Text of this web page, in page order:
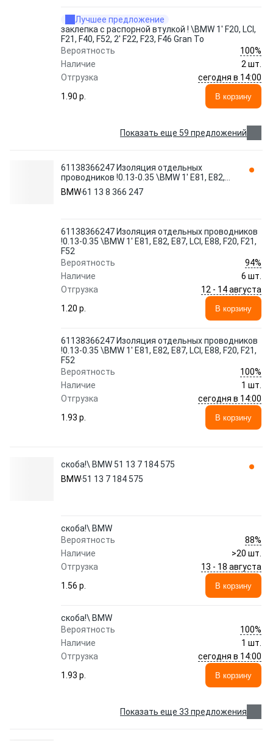
Лучшее предложение
заклепка с распорной втулкой ! \BMW 1' F20, LCI,
F21, F40, F52, 2' F22, F23, F46 Gran To
Вероятность
100%
Наличие
2 шт.
Отгрузка
сегодня в 14:00
1.90 p.
В корзину
Показать еще 59 предложений
61138366247 Изоляция отдельных
проводников !0.13-0.35 \BMW 1' E81, E82,
E87, LCI, E88, F20, F21, F52
BMW61 13 8 366 247
61138366247 Изоляция отдельных проводников
!0.13-0.35 \BMW 1' E81, E82, E87, LCI, E88, F20, F21,
F52
Вероятность
94%
Наличие
6 шт.
Отгрузка
12 - 14 августа
1.20 p.
В корзину
61138366247 Изоляция отдельных проводников
!0.13-0.35 \BMW 1' E81, E82, E87, LCI, E88, F20, F21,
F52
Вероятность
100%
Наличие
1 шт.
Отгрузка
сегодня в 14:00
1.93 p.
В корзину
скоба!\ BMW 51 13 7 184 575
BMW51 13 7 184 575
скоба!\ BMW
Вероятность
88%
Наличие
>20 шт.
Отгрузка
13 - 18 августа
1.56 p.
В корзину
скоба!\ BMW
Вероятность
100%
Наличие
1 шт.
Отгрузка
сегодня в 14:00
1.93 p.
В корзину
Показать еще 33 предложения